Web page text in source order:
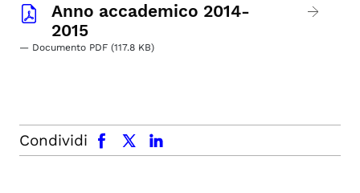
Anno accademico 2014-
2015
— Documento PDF (117.8 KB)
Condividi
facebook x.com linkedin